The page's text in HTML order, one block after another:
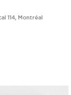
114, Montréal